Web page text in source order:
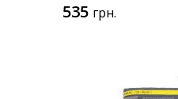
535 грн.